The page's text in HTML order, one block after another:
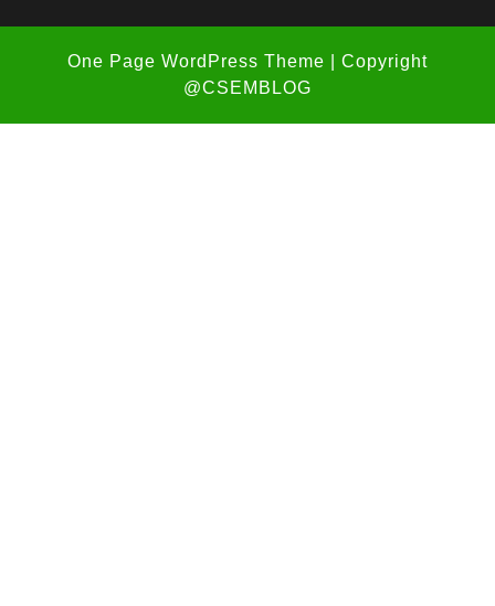
One Page WordPress Theme
| Copyright
@CSEMBLOG